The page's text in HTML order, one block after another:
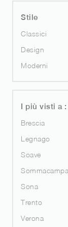
Stile
Classici
Design
Moderni
I più visti a :
Brescia
Legnago
Soave
Sona
Trento
Verona